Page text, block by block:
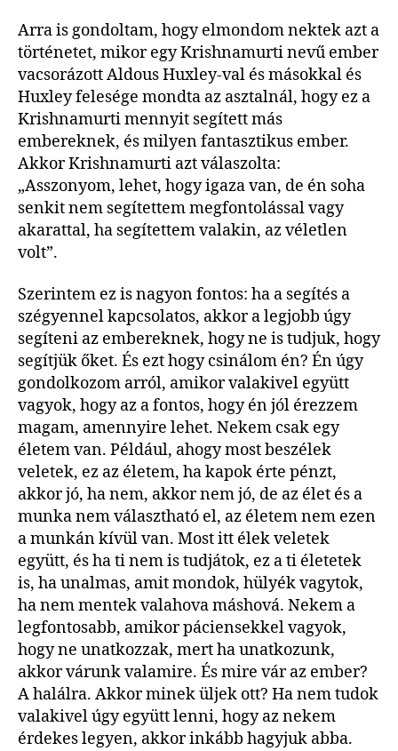
Arra is gondoltam, hogy elmondom nektek azt a
történetet, mikor egy Krishnamurti nevű ember
vacsorázott Aldous Huxley-val és másokkal és
Huxley felesége mondta az asztalnál, hogy ez a
Krishnamurti mennyit segített más
embereknek, és milyen fantasztikus ember.
Akkor Krishnamurti azt válaszolta:
„Asszonyom, lehet, hogy igaza van, de én soha
senkit nem segítettem megfontolással vagy
akarattal, ha segítettem valakin, az véletlen
volt”.
Szerintem ez is nagyon fontos: ha a segítés a
szégyennel kapcsolatos, akkor a legjobb úgy
segíteni az embereknek, hogy ne is tudjuk, hogy
segítjük őket. És ezt hogy csinálom én? Én úgy
gondolkozom arról, amikor valakivel együtt
vagyok, hogy az a fontos, hogy én jól érezzem
magam, amennyire lehet. Nekem csak egy
életem van. Például, ahogy most beszélek
veletek, ez az életem, ha kapok érte pénzt,
akkor jó, ha nem, akkor nem jó, de az élet és a
munka nem választható el, az életem nem ezen
a munkán kívül van. Most itt élek veletek
együtt, és ha ti nem is tudjátok, ez a ti életetek
is, ha unalmas, amit mondok, hülyék vagytok,
ha nem mentek valahova máshová. Nekem a
legfontosabb, amikor páciensekkel vagyok,
hogy ne unatkozzak, mert ha unatkozunk,
akkor várunk valamire. És mire vár az ember?
A halálra. Akkor minek üljek ott? Ha nem tudok
valakivel úgy együtt lenni, hogy az nekem
érdekes legyen, akkor inkább hagyjuk abba.